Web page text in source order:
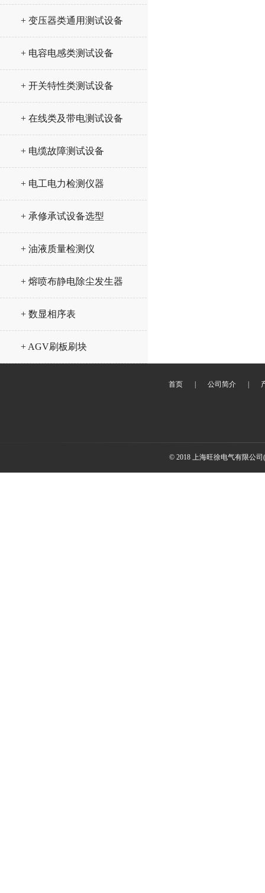
+ 变压器类通用测试设备
+ 电容电感类测试设备
+ 开关特性类测试设备
+ 在线类及带电测试设备
+ 电缆故障测试设备
+ 电工电力检测仪器
+ 承修承试设备选型
+ 油液质量检测仪
+ 熔喷布静电除尘发生器
+ 数显相序表
+ AGV刷板刷块
首页 公司简介
© 2018 上海旺徐电气有限公司